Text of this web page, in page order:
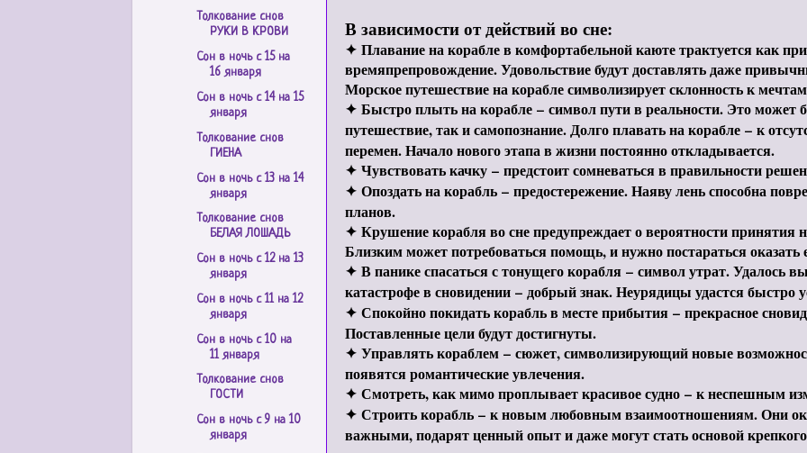
В зависимости от действий во сне:
✦ Плавание на корабле в комфортабельной каюте трактуется как
времяпрепровождение. Удовольствие будут доставлять даже
Морское путешествие на корабле символизирует склонность к
✦ Быстро плыть на корабле – символ пути в реальности. Это может
путешествие, так и самопознание. Долго плавать на корабле – к
перемен. Начало нового этапа в жизни постоянно откладывается.
✦ Чувствовать качку – предстоит сомневаться в правильности
✦ Опоздать на корабль – предостережение. Наяву лень способна
планов.
✦ Крушение корабля во сне предупреждает о вероятности принятия
Близким может потребоваться помощь, и нужно постараться оказать
✦ В панике спасаться с тонущего корабля – символ утрат. Удалось
катастрофе в сновидении – добрый знак. Неурядицы удастся быстро
✦ Спокойно покидать корабль в месте прибытия – прекрасное
Поставленные цели будут достигнуты.
✦ Управлять кораблем – сюжет, символизирующий новые
появятся романтические увлечения.
✦ Смотреть, как мимо проплывает красивое судно – к неспешным
✦ Строить корабль – к новым любовным взаимоотношениям. Они
важными, подарят ценный опыт и даже могут стать основой
Толкование снов
РУКИ В КРОВИ
Сон в ночь с 15 на
16 января
Сон в ночь с 14 на 15
января
Толкование снов
ГИЕНА
Сон в ночь с 13 на 14
января
Толкование снов
БЕЛАЯ ЛОШАДЬ
Сон в ночь с 12 на 13
января
Сон в ночь с 11 на 12
января
Сон в ночь с 10 на
11 января
Толкование снов
ГОСТИ
Сон в ночь с 9 на 10
января